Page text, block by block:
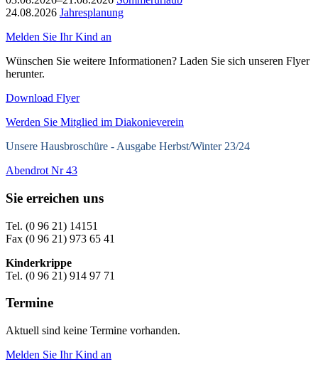
24.08.2026 Jahresplanung
Melden Sie Ihr Kind an
Wünschen Sie weitere Informationen? Laden Sie sich unseren Flyer
herunter.
Download Flyer
Werden Sie Mitglied im Diakonieverein
Unsere Hausbroschüre - Ausgabe Herbst/Winter 23/24
Abendrot Nr 43
Sie erreichen uns
Tel. (0 96 21) 14151
Fax (0 96 21) 973 65 41
Kinderkrippe
Tel. (0 96 21) 914 97 71
Termine
Aktuell sind keine Termine vorhanden.
Melden Sie Ihr Kind an